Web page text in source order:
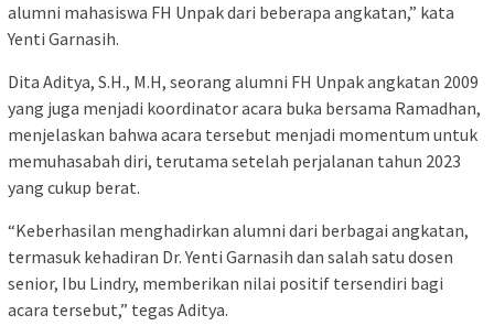
alumni mahasiswa FH Unpak dari beberapa angkatan,” kata
Yenti Garnasih.
Dita Aditya, S.H., M.H, seorang alumni FH Unpak angkatan 2009
yang juga menjadi koordinator acara buka bersama Ramadhan,
menjelaskan bahwa acara tersebut menjadi momentum untuk
memuhasabah diri, terutama setelah perjalanan tahun 2023
yang cukup berat.
“Keberhasilan menghadirkan alumni dari berbagai angkatan,
termasuk kehadiran Dr. Yenti Garnasih dan salah satu dosen
senior, Ibu Lindry, memberikan nilai positif tersendiri bagi
acara tersebut,” tegas Aditya.